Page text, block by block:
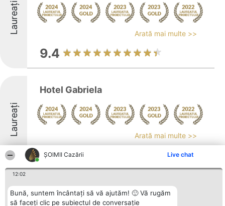
ȘOIMII Cazării Live chat
12:02
Bună, suntem încântați să vă ajutăm! 🙂 Vă rugăm
să faceți clic pe subiectul de conversație
Laureați Arată mai multe >>
9.4
Laureați
Hotel Gabriela
Arată mai multe >>
9.2
Happy Residence